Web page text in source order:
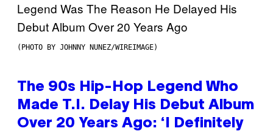
(PHOTO BY JOHNNY NUNEZ/WIREIMAGE)
The 90s Hip-Hop Legend Who
Made T.I. Delay His Debut Album
Over 20 Years Ago: ‘I Definitely